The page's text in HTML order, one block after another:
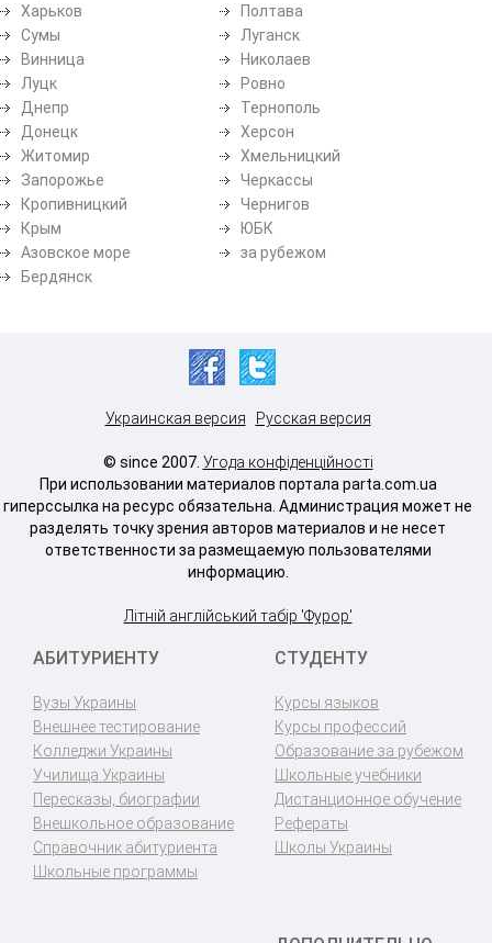
Харьков
Сумы
Винница
Луцк
Днепр
Донецк
Житомир
Запорожье
Кропивницкий
Крым
Азовское море
Бердянск
Полтава
Луганск
Николаев
Ровно
Тернополь
Херсон
Хмельницкий
Черкассы
Чернигов
ЮБК
за рубежом
Украинская версия Русская версия
© since 2007. Угода конфіденційності
При использовании материалов портала parta.com.ua
гиперссылка на ресурс обязательна. Администрация может не
разделять точку зрения авторов материалов и не несет
ответственности за размещаемую пользователями
информацию.
Літній англійський табір 'Фурор'
АБИТУРИЕНТУ
Вузы Украины
Внешнее тестирование
Колледжи Украины
Училища Украины
Пересказы, биографии
Внешкольное образование
Справочник абитуриента
Школьные программы
СТУДЕНТУ
Курсы языков
Курсы профессий
Образование за рубежом
Школьные учебники
Дистанционное обучение
Рефераты
Школы Украины